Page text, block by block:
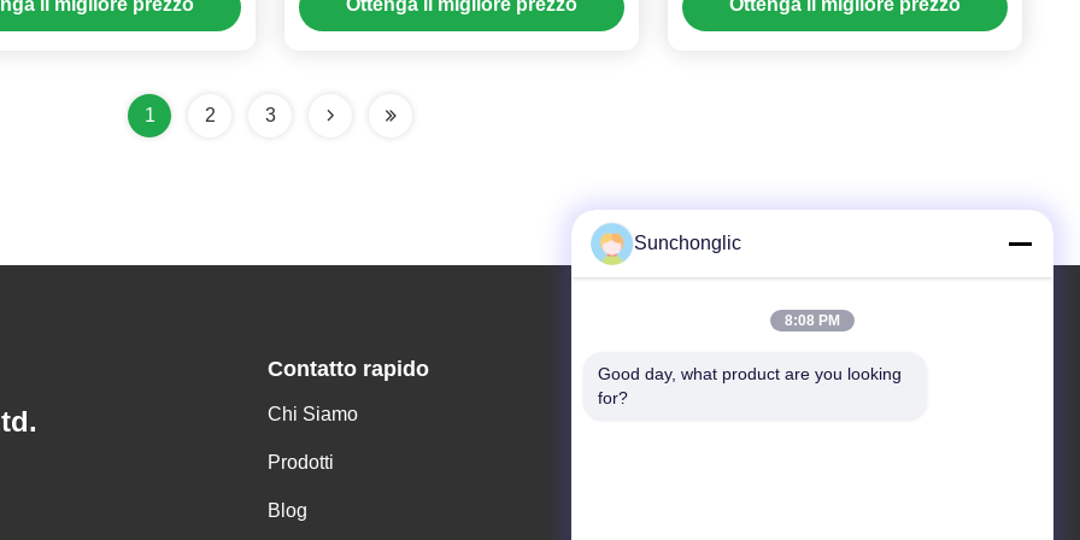
solare
il migliore prezzo
Ottenga il migliore prezzo
metallo ignifugo
Ottenga il migliore prezzo
1 2 3
Contatto rapido
Chi Siamo
Prodotti
Blog
Il nostro indirizzo
Sunchonglic
8:08 PM
Good day, what product are you looking
for?